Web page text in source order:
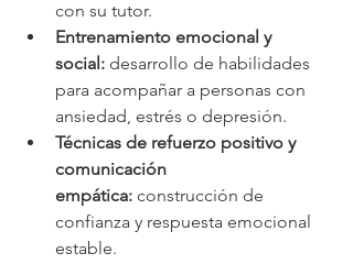
con su tutor.
Entrenamiento emocional y
social: desarrollo de habilidades
para acompañar a personas con
ansiedad, estrés o depresión.
Técnicas de refuerzo positivo y
comunicación
empática: construcción de
confianza y respuesta emocional
estable.